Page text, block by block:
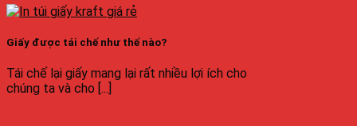
Giấy được tái chế như thế nào?
Tái chế lại giấy mang lại rất nhiều lợi ích cho
chúng ta và cho [...]